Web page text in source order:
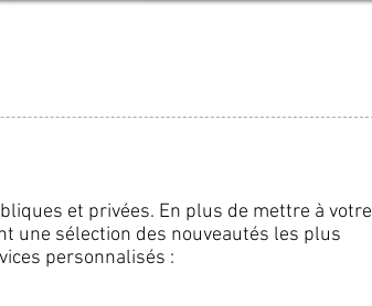
et privées. En plus de mettre à votre
une sélection des nouveautés les plus
personnalisés :